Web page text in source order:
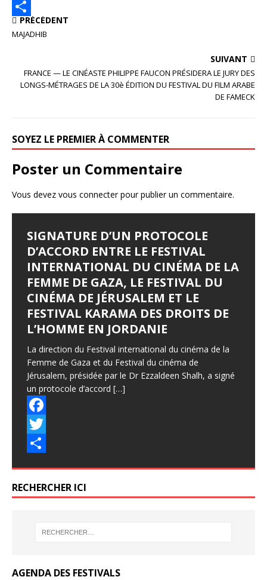
a
c
T
w
P
e
PRÉCÉDENT
MAJADHIB
SUIVANT
FRANCE — LE CINÉASTE PHILIPPE FAUCON PRÉSIDERA LE JURY DES
LONGS-MÉTRAGES DE LA 30è ÉDITION DU FESTIVAL DU FILM ARABE
DE FAMECK
SOYEZ LE PREMIER À COMMENTER
Poster un Commentaire
Vous devez vous connecterpour publier un commentaire.
SIGNATURE D’UN PROTOCOLE
D’ACCORD ENTRE LE FESTIVAL
INTERNATIONAL DU CINÉMA DE LA
FEMME DE GAZA, LE FESTIVAL DU
CINÉMA DE JÉRUSALEM ET LE
FESTIVAL KARAMA DES DROITS DE
L’HOMME EN JORDANIE
La direction du Festival international du cinéma de la
Femme de Gaza et du Festival du cinéma de
Jérusalem, présidée par le Dr Ezzaldeen Shalh, a signé
un protocole d’accord […]
F
a
e
b
T
i
t
a
r
e
RECHERCHER ICI
AGENDA DES FESTIVALS